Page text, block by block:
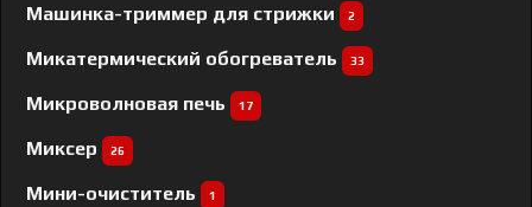
Машинка-триммер для стрижки 2
Микатермический обогреватель 33
Микроволновая печь 17
Миксер 26
Мини-очиститель 1